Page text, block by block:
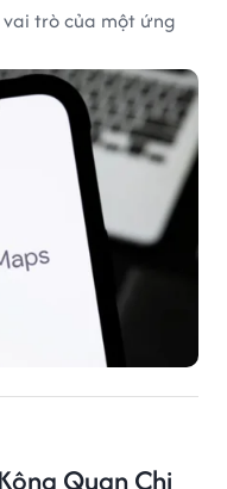
trò của một ứng
Quan Chi